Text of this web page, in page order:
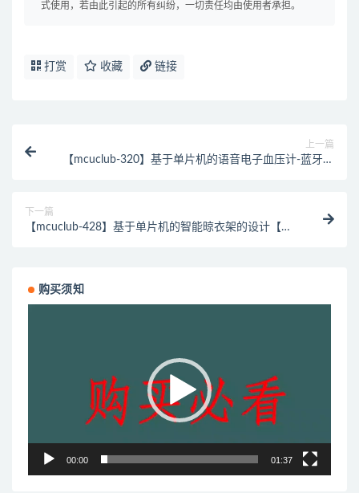
式使用，若由此引起的所有纠纷，一切责任均由使用者承担。
打赏 收藏 链接
上一篇
【mcuclub-320】基于单片机的语音电子血压计-蓝牙版
下一篇
【mcuclub-428】基于单片机的智能晾衣架的设计【实
购买须知
00:00 01:37